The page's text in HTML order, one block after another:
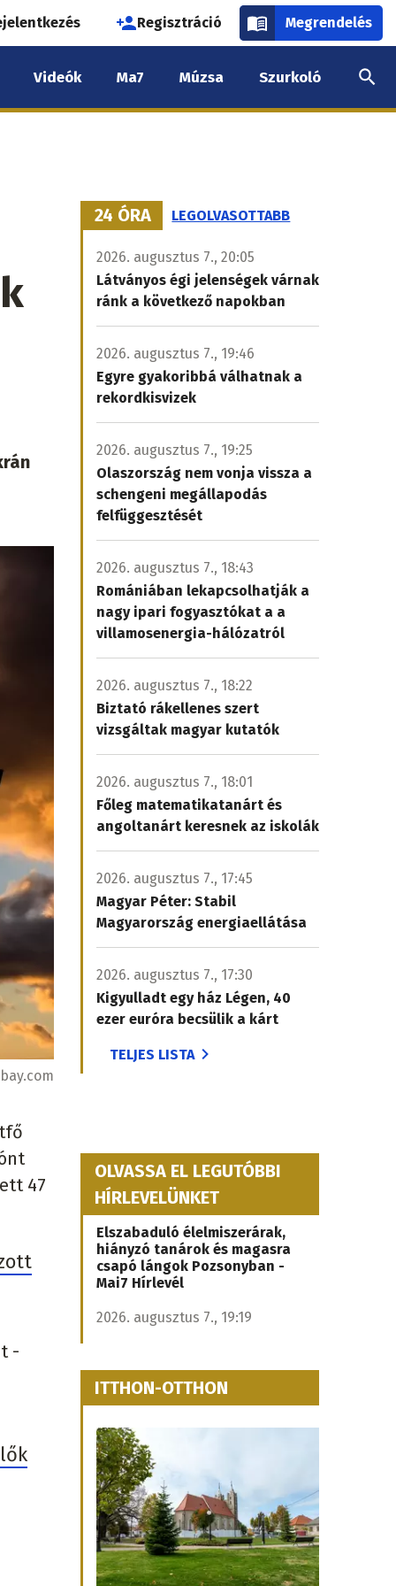
Regisztráció Megrendelés
Videók Ma7 Múzsa Szurkoló
47
-
24 ÓRA LEGOLVASOTTABB
2026. augusztus 7., 20:05
Látványos égi jelenségek várnak
ránk a következő napokban
2026. augusztus 7., 19:46
Egyre gyakoribbá válhatnak a
rekordkisvizek
2026. augusztus 7., 19:25
Olaszország nem vonja vissza a
schengeni megállapodás
felfüggesztését
2026. augusztus 7., 18:43
Romániában lekapcsolhatják a
nagy ipari fogyasztókat a a
villamosenergia-hálózatról
2026. augusztus 7., 18:22
Biztató rákellenes szert
vizsgáltak magyar kutatók
2026. augusztus 7., 18:01
Főleg matematikatanárt és
angoltanárt keresnek az iskolák
2026. augusztus 7., 17:45
Magyar Péter: Stabil
Magyarország energiaellátása
2026. augusztus 7., 17:30
Kigyulladt egy ház Légen, 40
ezer euróra becsülik a kárt
TELJES LISTA
OLVASSA EL LEGUTÓBBI
HÍRLEVELÜNKET
Elszabaduló élelmiszerárak,
hiányzó tanárok és magasra
csapó lángok Pozsonyban -
Mai7 Hírlevél
2026. augusztus 7., 19:19
ITTHON-OTTHON